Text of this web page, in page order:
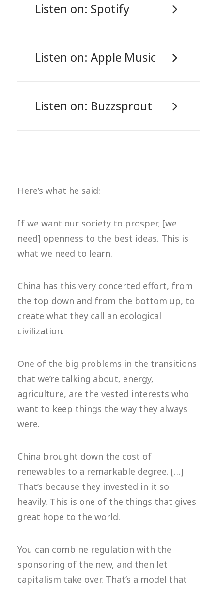
Listen on: Spotify
Listen on: Apple Music
Listen on: Buzzsprout
Here’s what he said:
If we want our society to prosper, [we
need] openness to the best ideas. This is
what we need to learn.
China has this very concerted effort, from
the top down and from the bottom up, to
create what they call an ecological
civilization.
One of the big problems in the transitions
that we’re talking about, energy,
agriculture, are the vested interests who
want to keep things the way they always
were.
China brought down the cost of
renewables to a remarkable degree. […]
That’s because they invested in it so
heavily. This is one of the things that gives
great hope to the world.
You can combine regulation with the
sponsoring of the new, and then let
capitalism take over. That’s a model that